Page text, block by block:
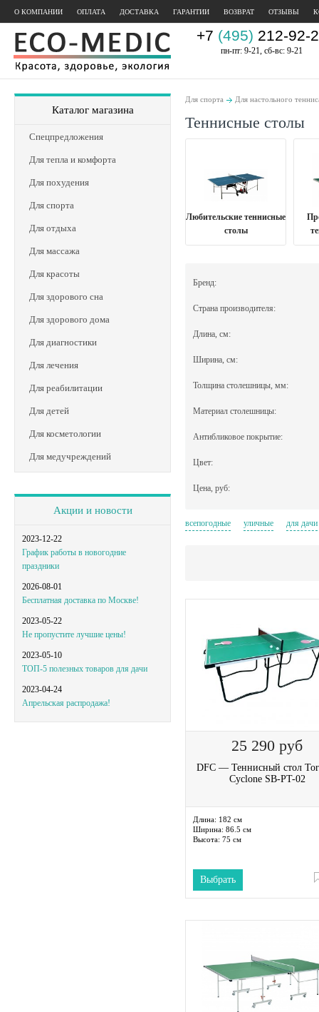
О КОМПАНИИ ОПЛАТА ДОСТАВКА ГАРАНТИИ ВОЗВРАТ ОТЗЫВЫ
+7 (495) 212-92-
пн-пт: 9-21, сб-вс: 9-21
Каталог магазина
Спецпредложения
Для тепла и комфорта
Для похудения
Для спорта
Для отдыха
Для массажа
Для красоты
Для здорового сна
Для здорового дома
Для диагностики
Для лечения
Для реабилитации
Для детей
Для косметологии
Для медучреждений
Акции и новости
2023-12-22
График работы в новогодние
праздники
2026-08-01
Бесплатная доставка по Москве!
2023-05-22
Не пропустите лучшие цены!
2023-05-10
ТОП-5 полезных товаров для дачи
2023-04-24
Апрельская распродажа!
Для спорта Для настольного
Теннисные столы
Любительские теннисные
столы
Бренд:
Страна производителя:
Длина, см:
Ширина, см:
Толщина столешницы, мм:
Материал столешницы:
Антибликовое покрытие:
Цвет:
Цена, руб:
всепогодные уличные для дачи
25 290 руб
DFC — Теннисный стол
Cyclone SB-PT-02
Длина: 182 см
Ширина: 86.5 см
Высота: 75 см
Выбрать